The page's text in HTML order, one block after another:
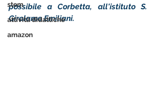
stem
attività didattiche
amazon
possibile a Corbetta, all'istituto S.
Girolamo Emiliani.